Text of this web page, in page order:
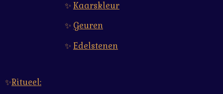
✨ Kaarskleur
✨ Geuren
✨ Edelstenen
✨Ritueel: